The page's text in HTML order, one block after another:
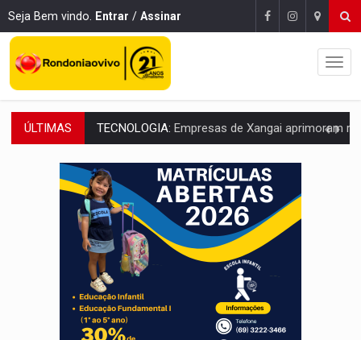
Seja Bem vindo. Entrar / Assinar
ÚLTIMAS PROTEGE A TERRA:China descobre como explodir asteroide com bomba
VÍDEO:Motociclista morre após bater na traseira de
PARECE UM NUGGET: Essa receita com frango virou o meu
EMPREENDEDORISMO:7 negócios que podem começar com pouco dinheiro e
GIGANTE DA AMÉRICA: Brasil reúne dimensão continental e posição
INDEPENDÊNCIA: 10 dicas importantes para quem quer
VARCENA: Cientistas descobrem nova espécie de rã em florestas